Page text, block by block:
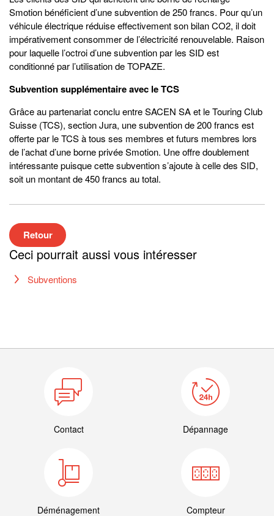
Smotion bénéficient d’une subvention de 250 francs. Pour qu’un
véhicule électrique réduise effectivement son bilan CO2, il doit
impérativement consommer de l’électricité renouvelable. Raison
pour laquelle l’octroi d’une subvention par les SID est
conditionné par l’utilisation de TOPAZE.
Subvention supplémentaire avec le TCS
Grâce au partenariat conclu entre SACEN SA et le Touring Club
Suisse (TCS), section Jura, une subvention de 200 francs est
offerte par le TCS à tous ses membres et futurs membres lors
de l’achat d’une borne privée Smotion. Une offre doublement
intéressante puisque cette subvention s’ajoute à celle des SID,
soit un montant de 450 francs au total.
Retour
Ceci pourrait aussi vous intéresser
Subventions
Contact Dépannage
Déménagement Compteur